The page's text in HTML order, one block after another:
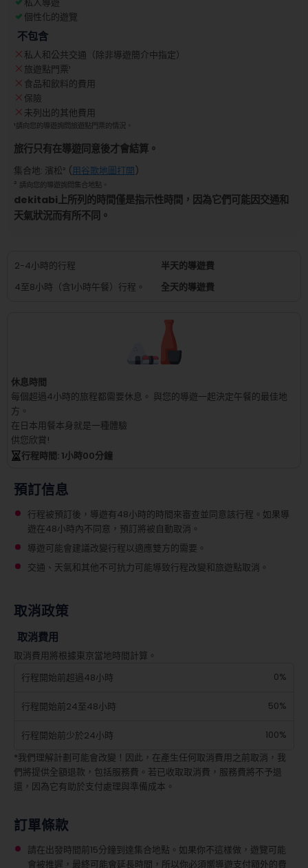
個性化的遊覽
不包含
私人和公共交通（除非導遊簡介中指定）
旅遊點門票¹
食品和飲料的費用
保險
未列出的其他費用
¹請向您的導遊詢問旅遊點門票的情況。
旅行只有在導遊同意後才會結算。
集合地: 濱松² (用谷歌地圖打開)
² 請向您的導遊詢問集合地點。
dekitabi上所列的時間僅是指示性時間，因為它們可能因交通和
天氣狀況而有所不同。
2-4小時的行程
半天的導遊費
4至8小時（含1小時午餐）行程。
全天的導遊費
休息時間
每個超過4小時的旅程都需要休息。 與您的導遊一起決定午餐的最佳地
方。
在日本用餐本身就是一種體驗
供您欣賞!
行程時間: 1小時00分鐘
預訂信息
行程被預訂後，導遊有48小時的時間來審查並同意該行程。如果導
遊在48小時內不同意，預訂將被自動取消。
導遊可能會建議改變行程以適應雙方的需要。
交通、天氣和其他不可抗力可能導致行程改變和旅遊點取消。
取消政策
取消費用
取消費用將根據東京當地時間計算。
行程開始前超過48小時
0%
行程開始前24至48小時 50%
行程開始前少於24小時
100%
*我們理解計劃可能會改變！因此，在產生任何取消費用之前取消，我
們將提供全額退款，包括服務費。若已收取取消費，服務費將不予退
還，因為它有助於支付處理與準備成本。
訂單條款
請在出發時間前15分鐘到達集合地點。如果你不這樣做，遊覽可能
會被推遲，最終可能會延長時間，所以你必須嚮導遊支付額外的費